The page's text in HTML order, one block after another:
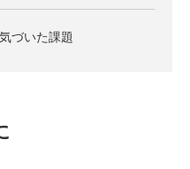
づいた課題